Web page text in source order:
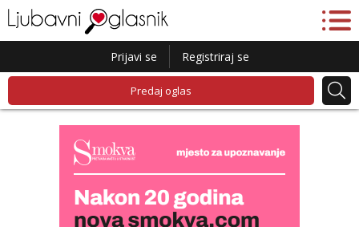
Prijavi se Registriraj se
Predaj oglas